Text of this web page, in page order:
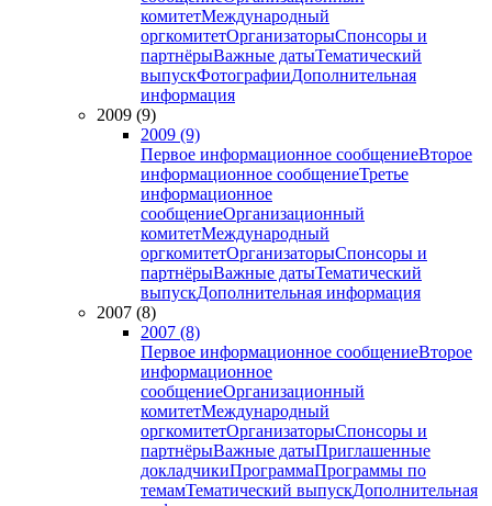
комитетМеждународный
оргкомитетОрганизаторыСпонсоры и
партнёрыВажные датыТематический
выпускФотографииДополнительная
информация
2009 (9)
2009 (9)
Первое информационное сообщениеВторое
информационное сообщениеТретье
информационное
сообщениеОрганизационный
комитетМеждународный
оргкомитетОрганизаторыСпонсоры и
партнёрыВажные датыТематический
выпускДополнительная информация
2007 (8)
2007 (8)
Первое информационное сообщениеВторое
информационное
сообщениеОрганизационный
комитетМеждународный
оргкомитетОрганизаторыСпонсоры и
партнёрыВажные датыПриглашенные
докладчикиПрограммаПрограммы по
темамТематический выпускДополнительная